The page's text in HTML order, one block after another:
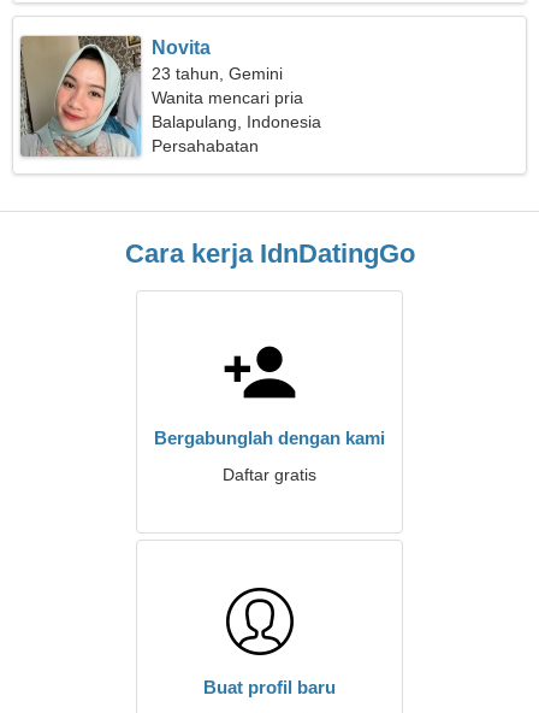
Novita
23 tahun, Gemini
Wanita mencari pria
Balapulang, Indonesia
Persahabatan
Cara kerja IdnDatingGo
Bergabunglah dengan kami
Daftar gratis
Buat profil baru